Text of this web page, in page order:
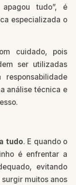
tudo”, é
especializada o
cuidado, pois
ser utilizadas
análise técnica e
tudo. E quando o
é enfrentar a
evitando
muitos anos